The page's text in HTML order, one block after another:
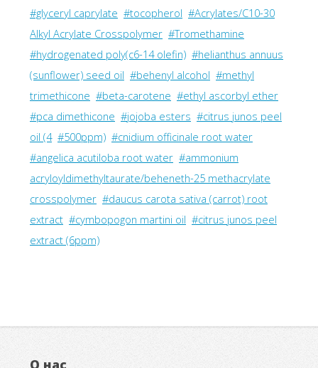
#glyceryl caprylate #tocopherol #Acrylates/C10-30
Alkyl Acrylate Crosspolymer #Tromethamine
#hydrogenated poly(c6-14 olefin) #helianthus annuus
(sunflower) seed oil #behenyl alcohol #methyl
trimethicone #beta-carotene #ethyl ascorbyl ether
#pca dimethicone #jojoba esters #citrus junos peel
oil (4 #500ppm) #cnidium officinale root water
#angelica acutiloba root water #ammonium
acryloyldimethyltaurate/beheneth-25 methacrylate
crosspolymer #daucus carota sativa (carrot) root
extract #cymbopogon martini oil #citrus junos peel
extract (6ppm)